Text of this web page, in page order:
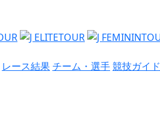
レース結果チーム・選手競技ガイド